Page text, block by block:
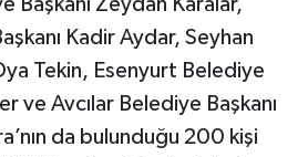
Kadir Aydar, Seyhan
Tekin, Esenyurt Belediye
ve Avcılar Belediye Başkanı
da bulunduğu 200 kişi